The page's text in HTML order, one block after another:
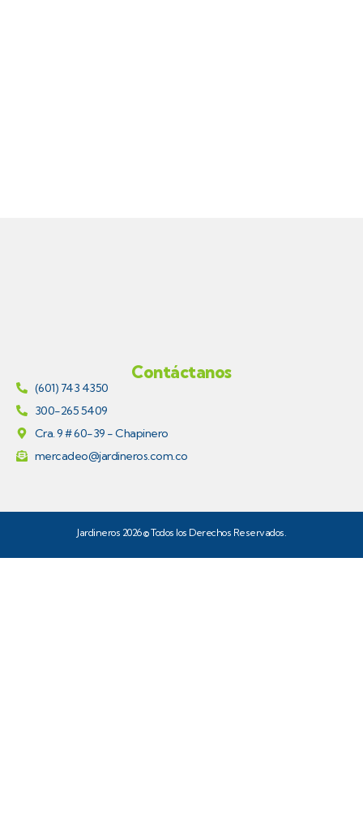
Contáctanos
(601) 743 4350
300-265 5409
Cra. 9 # 60-39 - Chapinero
mercadeo@jardineros.com.co
Jardineros 2026 © Todos los Derechos Reservados.